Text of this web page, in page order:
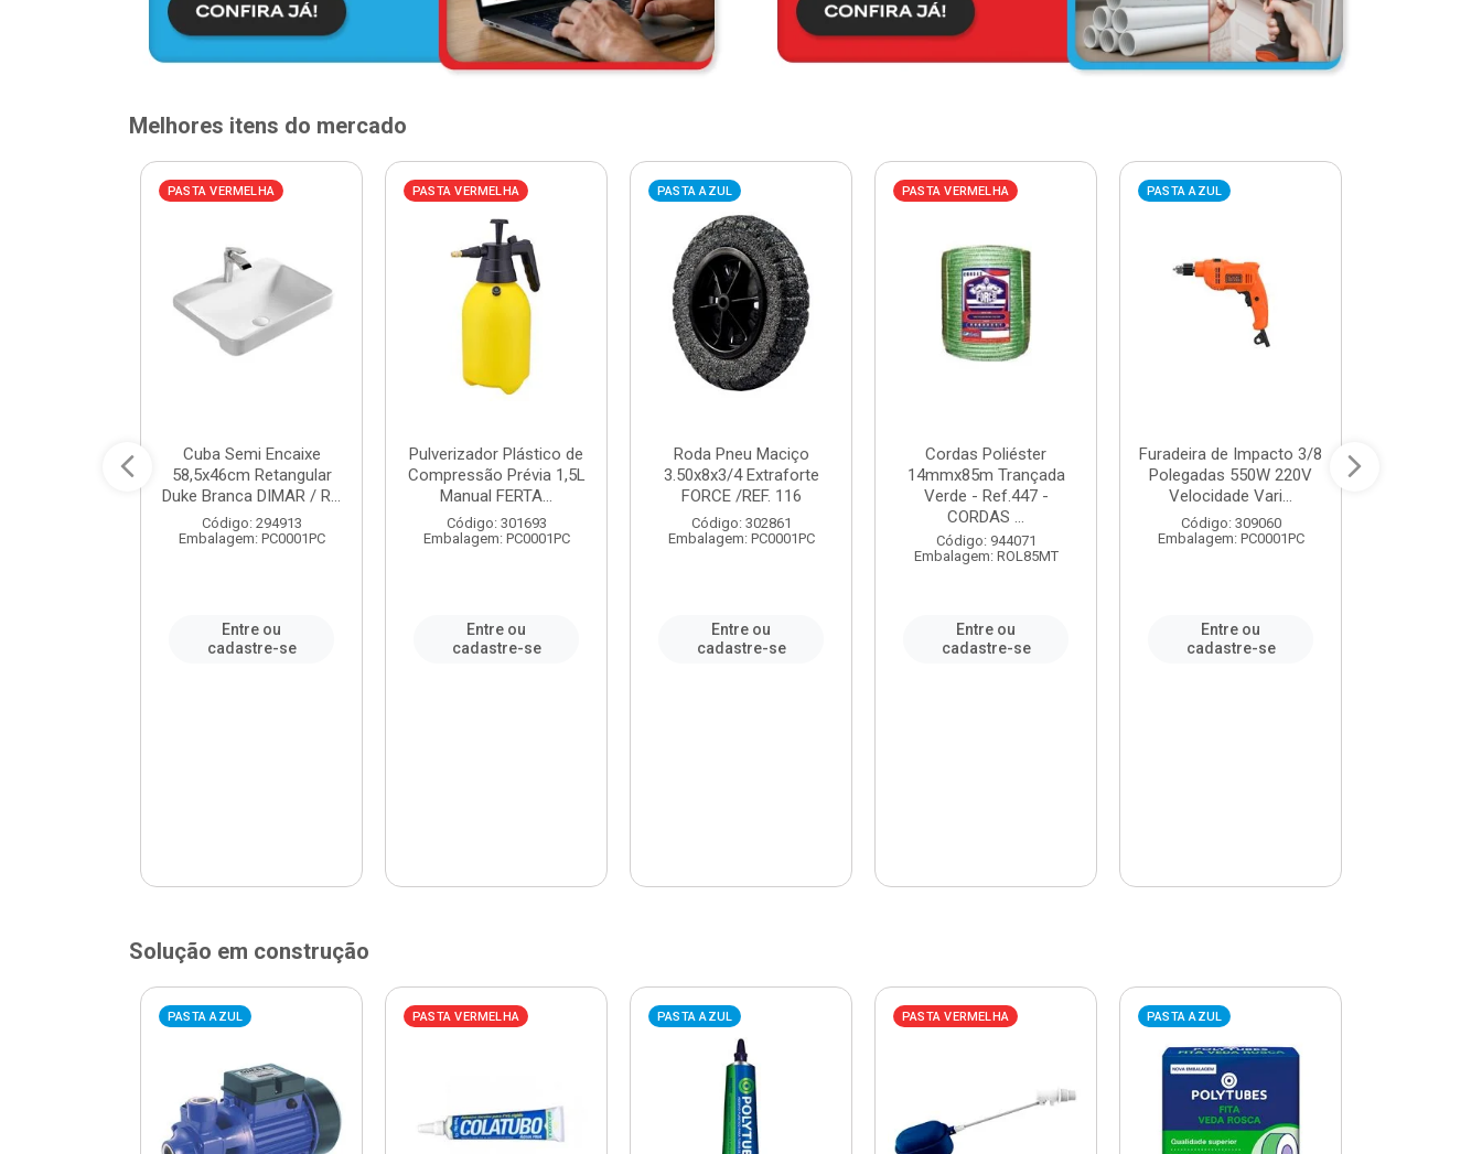
Melhores itens do mercado
PASTA VERMELHA
Cuba Semi Encaixe
58,5x46cm Retangular
Duke Branca DIMAR / R...
Código: 294913
Embalagem: PC0001PC
Entre ou
cadastre-se
PASTA VERMELHA
Pulverizador Plástico de
Compressão Prévia 1,5L
Manual FERTA...
Código: 301693
Embalagem: PC0001PC
Entre ou
cadastre-se
PASTA AZUL
Roda Pneu Maciço
3.50x8x3/4 Extraforte
FORCE /REF. 116
Código: 302861
Embalagem: PC0001PC
Entre ou
cadastre-se
PASTA VERMELHA
Cordas Poliéster
14mmx85m Trançada
Verde - Ref.447 -
CORDAS ...
Código: 944071
Embalagem: ROL85MT
Entre ou
cadastre-se
PASTA AZUL
Furadeira de Impacto 3/8
Polegadas 550W 220V
Velocidade Vari...
Código: 309060
Embalagem: PC0001PC
Entre ou
cadastre-se
Solução em construção
PASTA AZUL PASTA VERMELHA PASTA AZUL PASTA VERMELHA PASTA AZUL